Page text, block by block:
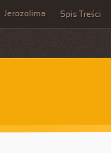
Jerozolima Spis Treści